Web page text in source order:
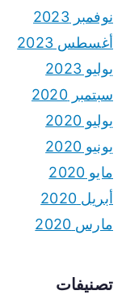
نوفمبر 2023
أغسطس 2023
يوليو 2023
سبتمبر 2020
يوليو 2020
يونيو 2020
مايو 2020
أبريل 2020
مارس 2020
تصنيفات